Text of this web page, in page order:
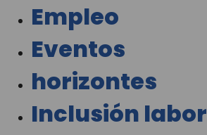
Empleo
Eventos
horizontes
Inclusión